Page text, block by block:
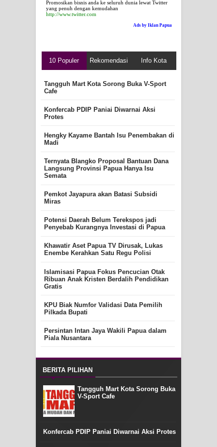
Promosikan bisnis anda ke seluruh dunia lewat Twitter
yang penuh dengan kemudahan
http://www.twitter.com
Ads by Iklan Papua
10 Populer Rekomendasi Info Kota
Tangguh Mart Kota Sorong Buka V-Sport
Cafe
Konfercab PDIP Paniai Diwarnai Aksi
Protes
Hengky Kayame Bantah Isu Penembakan di
Madi
Ternyata Blangko Proposal Bantuan Dana
Langsung Provinsi Papua Hanya Isu
Semata
Pemkot Jayapura akan Batasi Subsidi
Miras
Potensi Daerah Belum Terekspos jadi
Penyebab Kurangnya Investasi di Papua
Khawatir Aset Papua TV Dirusak, Lukas
Enembe Kerahkan Satu Regu Polisi
Islamisasi Papua Fokus Pencucian Otak
Ribuan Anak Kristen Berdalih Pendidikan
Gratis
KPU Biak Numfor Validasi Data Pemilih
Pilkada Bupati
Persintan Intan Jaya Wakili Papua dalam
Piala Nusantara
BERITA PILIHAN
Tangguh Mart Kota Sorong Buka
V-Sport Cafe
Konfercab PDIP Paniai Diwarnai Aksi Protes